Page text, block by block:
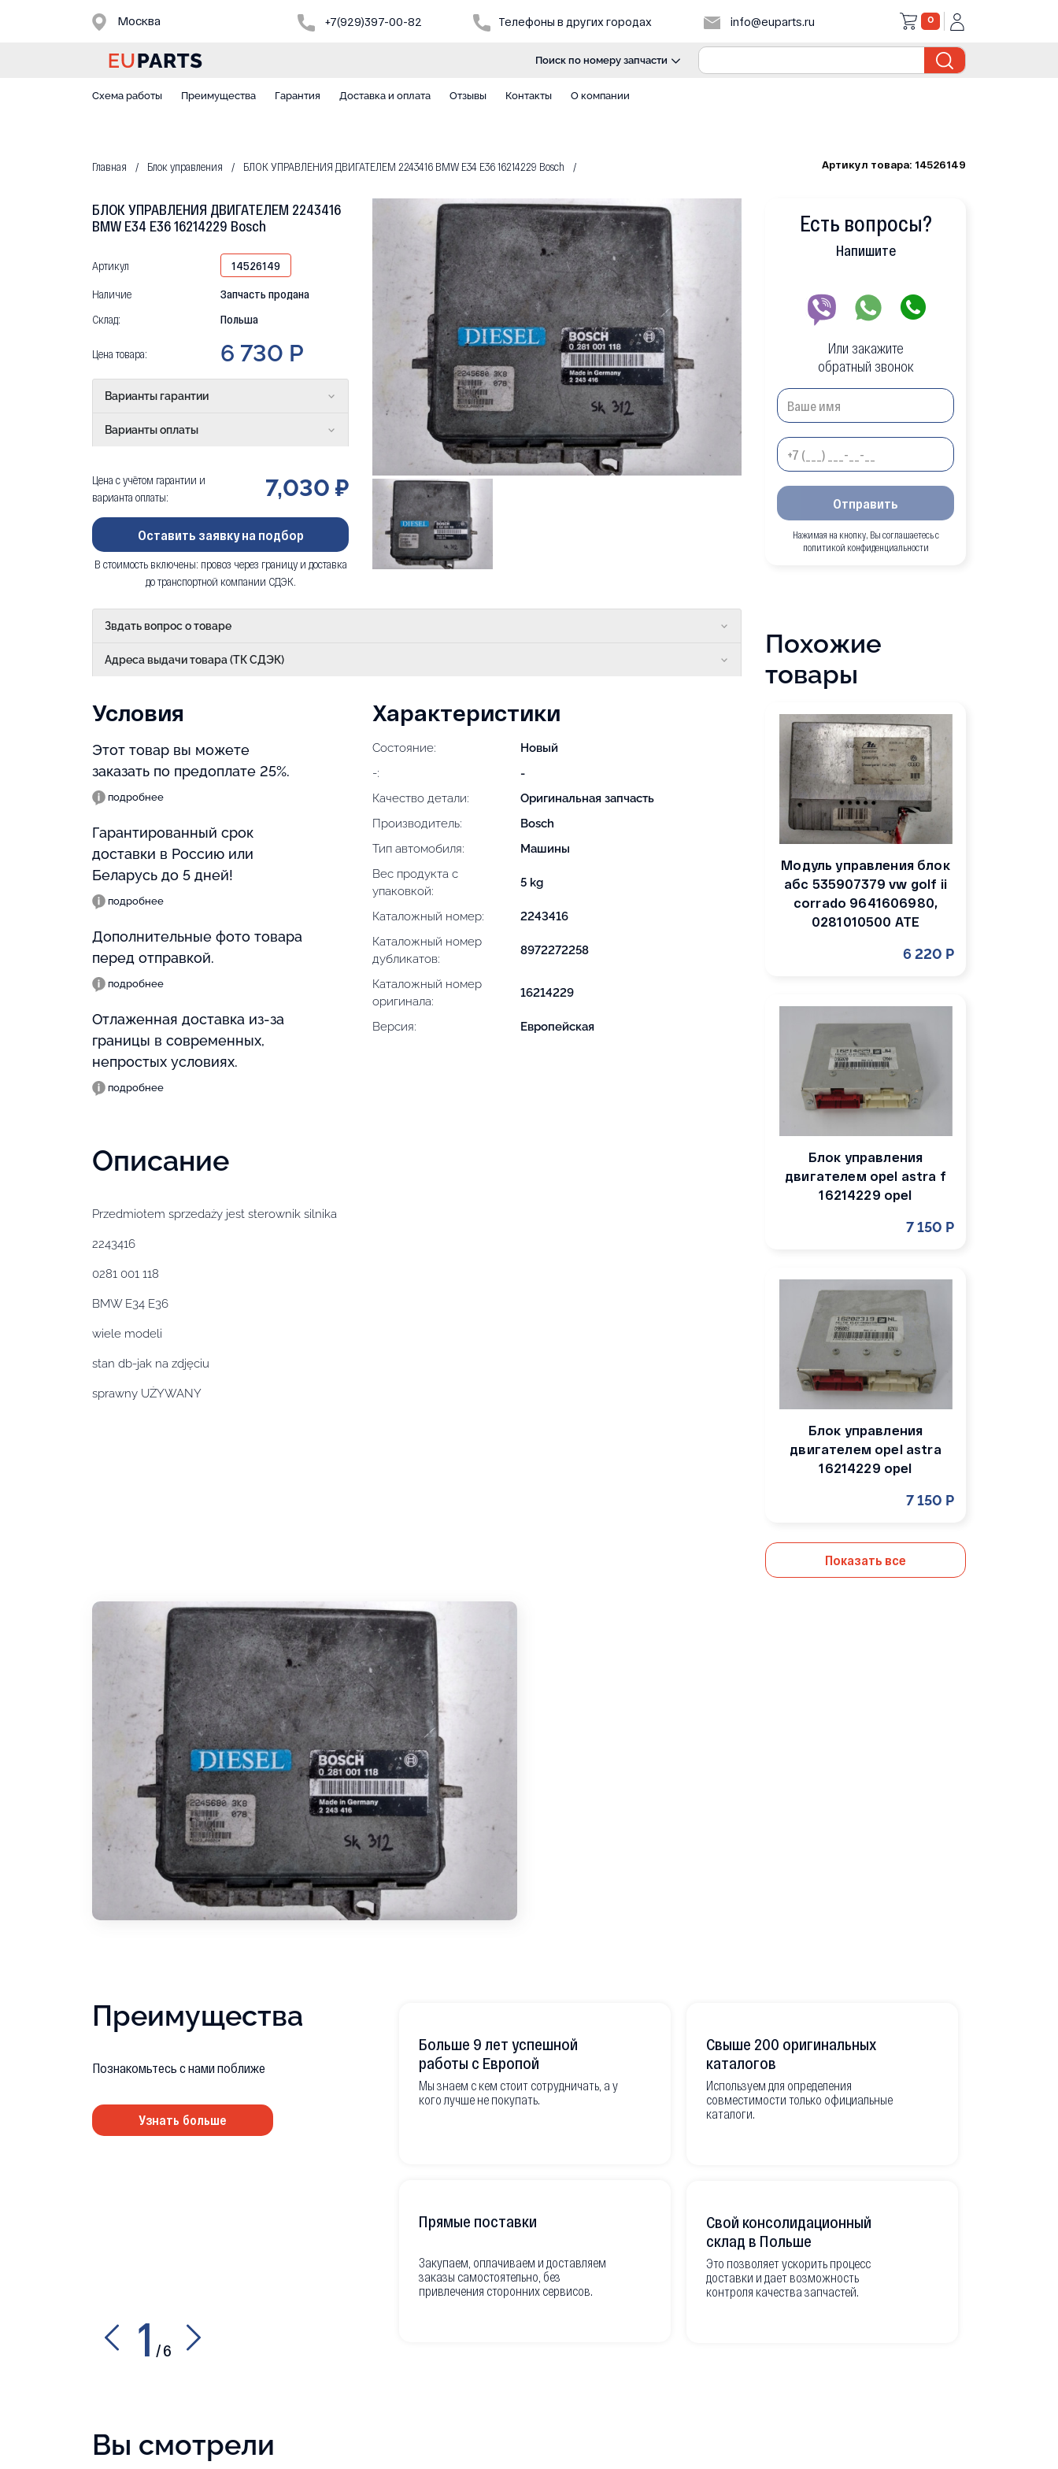
Москва +7(929)397-00-82 Телефоны в других городах info@euparts.ru 0
Поиск по номеру запчасти
Схема работы Преимущества Гарантия Доставка и оплата Отзывы Контакты О компании
Главная Блок управления БЛОК УПРАВЛЕНИЯ ДВИГАТЕЛЕМ 2243416 BMW E34 E36 16214229 Bosch Артикул товара: 14526149
БЛОК УПРАВЛЕНИЯ ДВИГАТЕЛЕМ 2243416
BMW E34 E36 16214229 Bosch
Артикул
14526149
Наличие
Запчасть продана
Склад:
Польша
Цена товара: 6 730 Р
Варианты гарантии
Варианты оплаты
Цена с учётом гарантии и
варианта оплаты:
7,030 ₽
Оставить заявку на подбор
В стоимость включены: провоз через границу и доставка
до транспортной компании СДЭК.
Звдать вопрос о товаре
Адреса выдачи товара (ТК СДЭК)
Условия
Этот товар вы можете
заказать по предоплате 25%.
подробнее
Гарантированный срок
доставки в Россию или
Беларусь до 5 дней!
подробнее
Дополнительные фото товара
перед отправкой.
подробнее
Отлаженная доставка из-за
границы в современных,
непростых условиях.
подробнее
Характеристики
Состояние:
Новый
-:
-
Качество детали:
Оригинальная запчасть
Производитель:
Bosch
Тип автомобиля:
Машины
Вес продукта с
упаковкой:
5 kg
Каталожный номер:
2243416
Каталожный номер
дубликатов:
8972272258
Каталожный номер
оригинала:
16214229
Версия: Европейская
Описание
Przedmiotem sprzedaży jest sterownik silnika
2243416
0281 001 118
BMW E34 E36
wiele modeli
stan db-jak na zdjęciu
sprawny UŻYWANY
Есть вопросы?
Напишите
Или закажите
обратный звонок
Отправить
Нажимая на кнопку, Вы соглашаетесь с
политикой конфиденциальности
Похожие
товары
Модуль управления блок
абс 535907379 vw golf ii
corrado 9641606980,
0281010500 ATE
6 220 Р
Блок управления
двигателем opel astra f
16214229 opel
7 150 Р
Блок управления
двигателем opel astra
16214229 opel
7 150 Р
Показать все
Преимущества
Познакомьтесь с нами поближе
Узнать больше
1 /6
Больше 9 лет успешной
работы с Европой
Мы знаем с кем стоит сотрудничать, а у
кого лучше не покупать.
Прямые поставки
Закупаем, оплачиваем и доставляем
заказы самостоятельно, без
привлечения сторонних сервисов.
Свыше 200 оригинальных
каталогов
Используем для определения
совместимости только официальные
каталоги.
Свой консолидационный
склад в Польше
Это позволяет ускорить процесс
доставки и дает возможность
контроля качества запчастей.
Вы смотрели